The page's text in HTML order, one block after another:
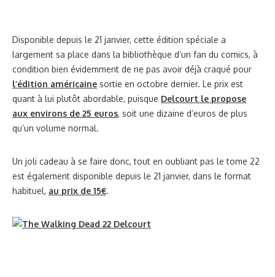
Disponible depuis le 21 janvier, cette édition spéciale a
largement sa place dans la bibliothèque d’un fan du comics, à
condition bien évidemment de ne pas avoir déjà craqué pour
l’édition américaine sortie en octobre dernier. Le prix est
quant à lui plutôt abordable, puisque Delcourt le propose
aux environs de 25 euros, soit une dizaine d’euros de plus
qu’un volume normal.
Un joli cadeau à se faire donc, tout en oubliant pas le tome 22
est également disponible depuis le 21 janvier, dans le format
habituel, au prix de 15€.